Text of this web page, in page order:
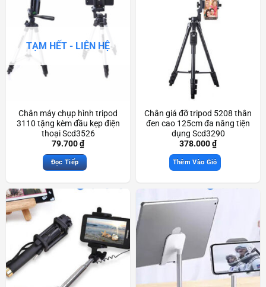
TẠM HẾT - LIÊN HỆ
Chân máy chụp hình tripod
3110 tặng kèm đầu kẹp điện
thoại Scd3526
79.700₫
Đọc Tiếp
Chân giá đỡ tripod 5208 thân
đen cao 125cm đa năng tiện
dụng Scd3290
378.000₫
Thêm Vào Giỏ